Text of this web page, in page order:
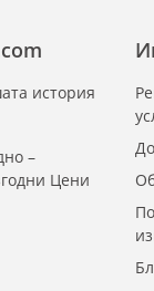
история
–
Цени